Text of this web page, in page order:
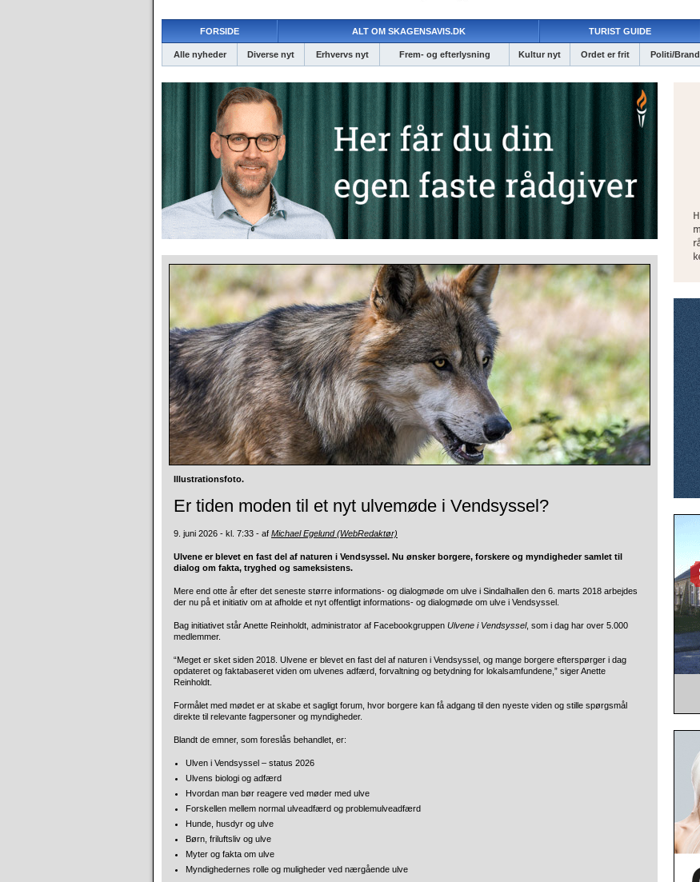
FORSIDE ALT OM SKAGENSAVIS.DK TURIST GUIDE
Alle nyheder Diverse nyt Erhvervs nyt Frem- og efterlysning Kultur nyt Ordet er frit Politi/Brand
Illustrationsfoto.
Er tiden moden til et nyt ulvemøde i Vendsyssel?
9. juni 2026 - kl. 7:33 - af Michael Egelund (WebRedaktør)
Ulvene er blevet en fast del af naturen i Vendsyssel. Nu ønsker borgere, forskere og myndigheder samlet til
dialog om fakta, tryghed og sameksistens.
Mere end otte år efter det seneste større informations- og dialogmøde om ulve i Sindalhallen den 6. marts 2018 arbejdes
der nu på et initiativ om at afholde et nyt offentligt informations- og dialogmøde om ulve i Vendsyssel.
Bag initiativet står Anette Reinholdt, administrator af Facebookgruppen Ulvene i Vendsyssel, som i dag har over 5.000
medlemmer.
“Meget er sket siden 2018. Ulvene er blevet en fast del af naturen i Vendsyssel, og mange borgere efterspørger i dag
opdateret og faktabaseret viden om ulvenes adfærd, forvaltning og betydning for lokalsamfundene,” siger Anette
Reinholdt.
Formålet med mødet er at skabe et sagligt forum, hvor borgere kan få adgang til den nyeste viden og stille spørgsmål
direkte til relevante fagpersoner og myndigheder.
Blandt de emner, som foreslås behandlet, er:
Ulven i Vendsyssel – status 2026
Ulvens biologi og adfærd
Hvordan man bør reagere ved møder med ulve
Forskellen mellem normal ulveadfærd og problemulveadfærd
Hunde, husdyr og ulve
Børn, friluftsliv og ulve
Myter og fakta om ulve
Myndighedernes rolle og muligheder ved nærgående ulve